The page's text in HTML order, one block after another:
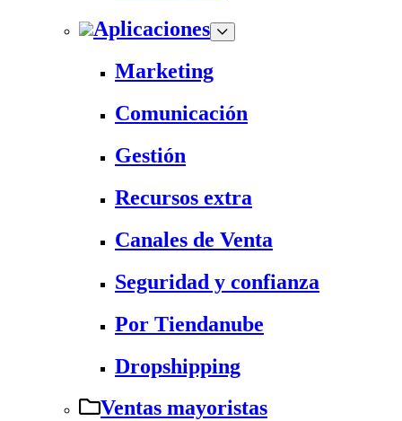
Aplicaciones
Marketing
Comunicación
Gestión
Recursos extra
Canales de Venta
Seguridad y confianza
Por Tiendanube
Dropshipping
Ventas mayoristas